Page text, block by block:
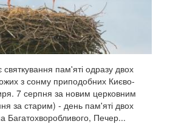
пам'яті одразу двох
з сонму приподобних Києво-
7 серпня за новим церковним
за старим) - день пам'яті двох
Багатохворобливого, Печер...